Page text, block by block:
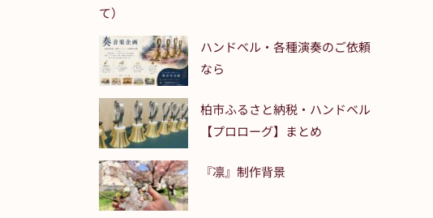
て）
ハンドベル・各種演奏のご依頼
なら
柏市ふるさと納税・ハンドベル
【プロローグ】まとめ
『凛』制作背景